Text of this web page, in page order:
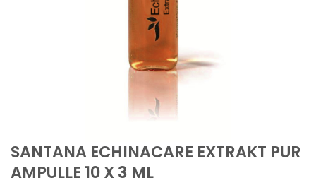
SANTANA ECHINACARE EXTRAKT PUR
AMPULLE 10 X 3 ML